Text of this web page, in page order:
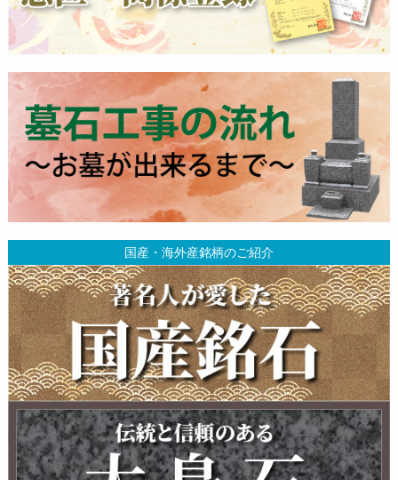
国産・海外産銘柄のご紹介